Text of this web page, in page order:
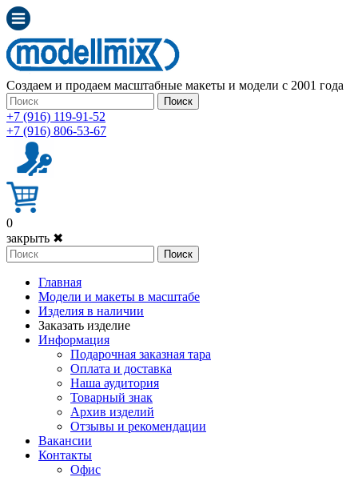
Создаем и продаем масштабные макеты и модели с 2001 года
Поиск
+7 (916) 119-91-52
+7 (916) 806-53-67
0
закрыть ✖
Поиск
Главная
Модели и макеты в масштабе
Изделия в наличии
Заказать изделие
Информация
Подарочная заказная тара
Оплата и доставка
Наша аудитория
Товарный знак
Архив изделий
Отзывы и рекомендации
Вакансии
Контакты
Офис